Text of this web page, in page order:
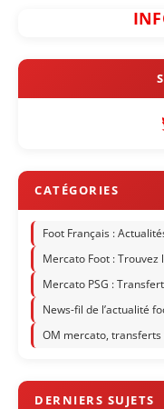
Foot Français :
Mercato Foot :
Mercato PSG :
News-fil de l’actualité
OM mercato,